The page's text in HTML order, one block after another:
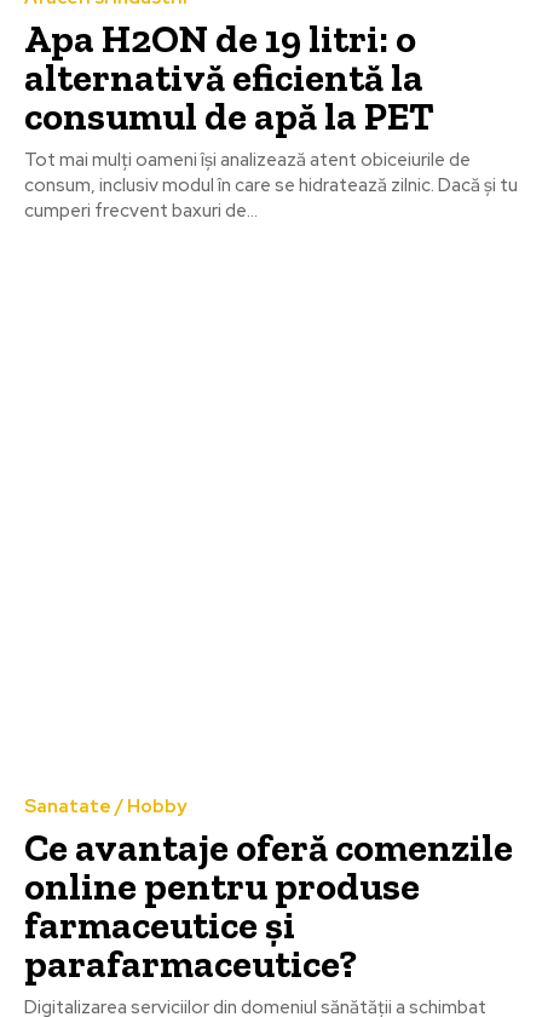
Apa H2ON de 19 litri: o
alternativă eficientă la
consumul de apă la PET
Tot mai mulți oameni își analizează atent obiceiurile de
consum, inclusiv modul în care se hidratează zilnic. Dacă și tu
cumperi frecvent baxuri de...
Sanatate / Hobby
Ce avantaje oferă comenzile
online pentru produse
farmaceutice și
parafarmaceutice?
Digitalizarea serviciilor din domeniul sănătății a schimbat